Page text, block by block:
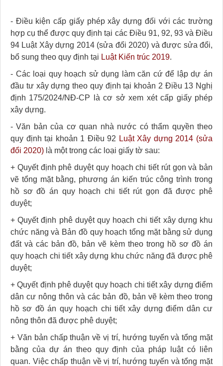
- Điều kiện cấp giấy phép xây dựng đối với các trường
hợp cụ thể được quy định tại các Điều 91, 92, 93 và Điều
94 Luật Xây dựng 2014 (sửa đổi 2020) và được sửa đổi,
bổ sung theo quy định tại Luật Kiến trúc 2019.
- Các loại quy hoạch sử dụng làm căn cứ để lập dự án
đầu tư xây dựng theo quy định tại khoản 2 Điều 13 Nghị
định 175/2024/NĐ-CP là cơ sở xem xét cấp giấy phép
xây dựng.
- Văn bản của cơ quan nhà nước có thẩm quyền theo
quy định tại khoản 1 Điều 92 Luật Xây dựng 2014 (sửa
đổi 2020) là một trong các loại giấy tờ sau:
+ Quyết định phê duyệt quy hoạch chi tiết rút gọn và bản
vẽ tổng mặt bằng, phương án kiến trúc công trình trong
hồ sơ đồ án quy hoạch chi tiết rút gọn đã được phê
duyệt;
+ Quyết định phê duyệt quy hoạch chi tiết xây dựng khu
chức năng và Bản đồ quy hoạch tổng mặt bằng sử dụng
đất và các bản đồ, bản vẽ kèm theo trong hồ sơ đồ án
quy hoạch chi tiết xây dựng khu chức năng đã được phê
duyệt;
+ Quyết định phê duyệt quy hoạch chi tiết xây dựng điểm
dân cư nông thôn và các bản đồ, bản vẽ kèm theo trong
hồ sơ đồ án quy hoạch chi tiết xây dựng điểm dân cư
nông thôn đã được phê duyệt;
+ Văn bản chấp thuận về vị trí, hướng tuyến và tổng mặt
bằng của dự án theo quy định của pháp luật có liên
quan. Việc chấp thuận về vị trí, hướng tuyến và tổng mặt